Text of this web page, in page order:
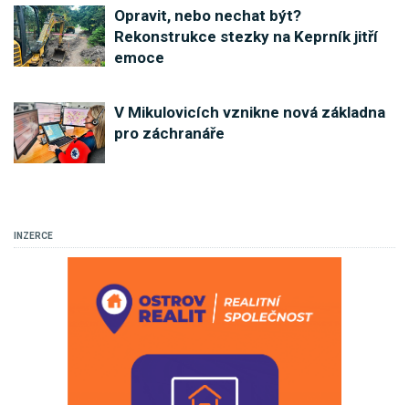
Opravit, nebo nechat být?
Rekonstrukce stezky na Keprník jitří
emoce
V Mikulovicích vznikne nová základna
pro záchranáře
INZERCE